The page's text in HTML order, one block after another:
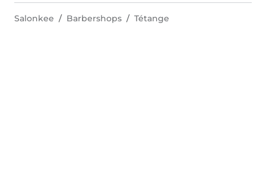
Salonkee Barbershops Tétange